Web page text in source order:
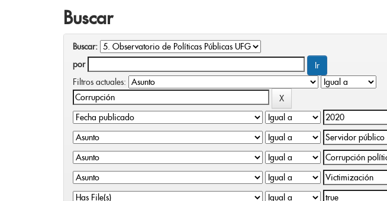
Buscar
Buscar:
por
Filtros actuales: